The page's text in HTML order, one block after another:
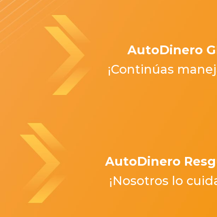
AutoDinero
¡Continúas
AutoDinero
¡Nosotros lo